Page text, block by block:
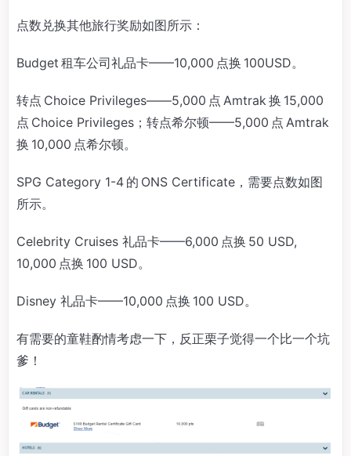
点数兑换其他旅行奖励如图所示：
Budget 租车公司礼品卡——10,000 点换 100USD。
转点 Choice Privileges——5,000 点 Amtrak 换 15,000
点 Choice Privileges；转点希尔顿——5,000 点 Amtrak
换 10,000 点希尔顿。
SPG Category 1-4 的 ONS Certificate，需要点数如图
所示。
Celebrity Cruises 礼品卡——6,000 点换 50 USD,
10,000 点换 100 USD。
Disney 礼品卡——10,000 点换 100 USD。
有需要的童鞋酌情考虑一下，反正栗子觉得一个比一个坑
爹！